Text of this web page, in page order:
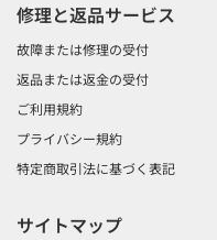
修理と返品サービス
故障または修理の受付
返品または返金の受付
ご利用規約
プライバシー規約
特定商取引法に基づく表記
サイトマップ